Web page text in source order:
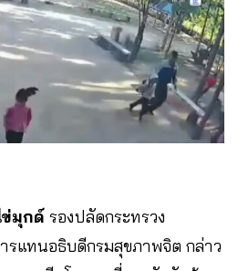
มุกด์ รองปลัดกระทรวง
รแทนอธิบดีกรมสุขภาพจิต กล่าว